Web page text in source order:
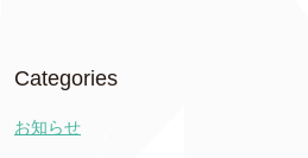
Categories
お知らせ